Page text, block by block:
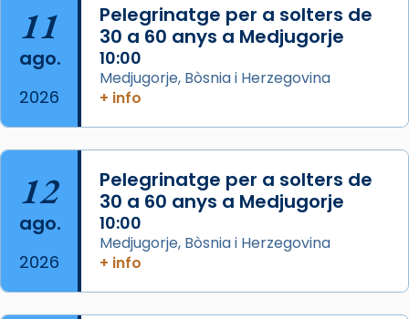
View on Facebook · Share
Arquebisbat de Barcelona
2 weeks ago
Acompanyant la història de sant Cugat, a
partir de l’Edat Mitjana sorgeix la tradició
que les santes Juliana (“relatiu a Júlia”) i
Semproniana (“relatiu a Semprònia =
eterna”) són deixebles seves. I l’any 1667, el
11
ago.
2026
Pelegrinatge per a solters de
30 a 60 anys a Medjugorje
10:00
Medjugorje, Bòsnia i Herzegovina
+ info
12
ago.
2026
Pelegrinatge per a solters de
30 a 60 anys a Medjugorje
10:00
Medjugorje, Bòsnia i Herzegovina
+ info